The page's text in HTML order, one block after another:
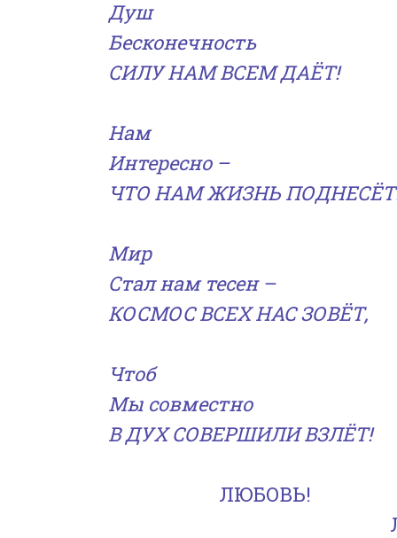
Душ
Бесконечность
СИЛУ НАМ ВСЕМ ДАЁТ!
Нам
Интересно –
ЧТО НАМ ЖИЗНЬ
Мир
Стал нам тесен –
КОСМОС ВСЕХ НАС ЗОВЁТ,
Чтоб
Мы совместно
В ДУХ СОВЕРШИЛИ ВЗЛЁТ!
ЛЮБОВЬ!